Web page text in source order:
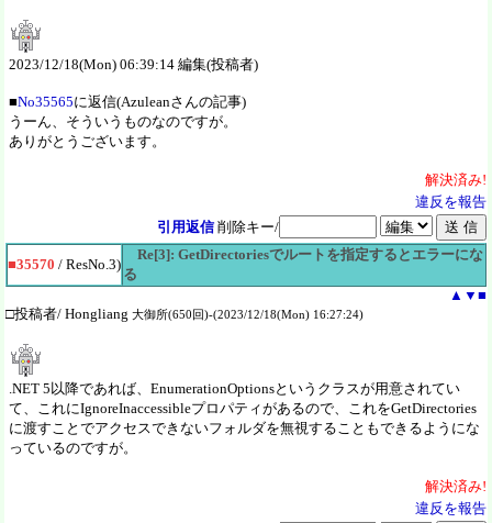
2023/12/18(Mon) 06:39:14 編集(投稿者)
■No35565に返信(Azuleanさんの記事)
うーん、そういうものなのですが。
ありがとうございます。
解決済み!
違反を報告
引用返信 削除キー/
■35570 / ResNo.3)
Re[3]: GetDirectoriesでルートを指定するとエラーにな
る
▲ ▼ ■
□投稿者/ Hongliang 大御所(650回)-(2023/12/18(Mon) 16:27:24)
.NET 5以降であれば、EnumerationOptionsというクラスが用意されてい
て、これにIgnoreInaccessibleプロパティがあるので、これをGetDirectories
に渡すことでアクセスできないフォルダを無視することもできるようにな
っているのですが。
解決済み!
違反を報告